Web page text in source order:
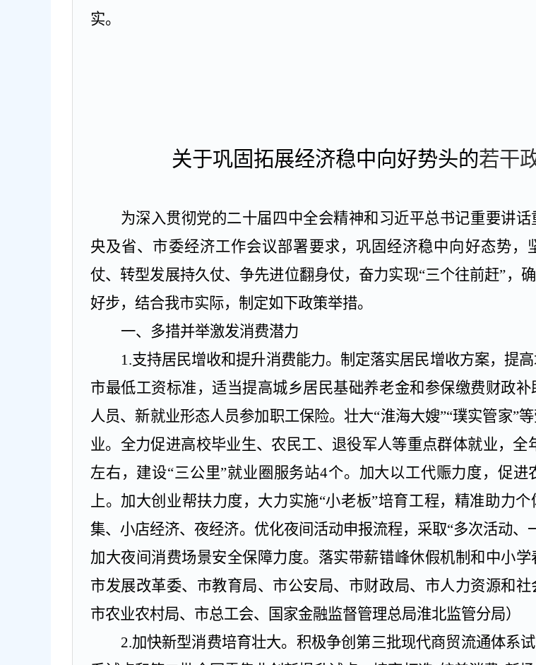
实。
关于巩固拓展经济稳中向好势头的若干
为深入贯彻党的二十届四中全会精神和习近平总书记重要讲
央及省、市委经济工作会议部署要求，巩固经济稳中向好态势，
仗、转型发展持久仗、争先进位翻身仗，奋力实现“三个往前赶”，
好步，结合我市实际，制定如下政策举措。
一、多措并举激发消费潜力
1.支持居民增收和提升消费能力。 制定落实居民增收方案，提
市最低工资标准，适当提高城乡居民基础养老金和参保缴费财政
人员、新就业形态人员参加职工保险。壮大“淮海大嫂”“璞实管家”
业。全力促进高校毕业生、农民工、退役军人等重点群体就业，全
左右，建设“三公里”就业圈服务站4个。加大以工代赈力度，促进
上。加大创业帮扶力度，大力实施“小老板”培育工程，精准助力
集、小店经济、夜经济。优化夜间活动申报流程，采取“多次活动、
加大夜间消费场景安全保障力度。落实带薪错峰休假机制和中小学
市发展改革委、市教育局、市公安局、市财政局、市人力资源和社
市农业农村局、市总工会、国家金融监督管理总局淮北监管分局）
2.加快新型消费培育壮大。 积极争创第三批现代商贸流通体系试